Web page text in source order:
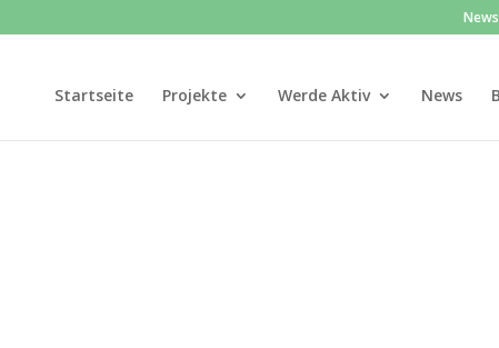
Startseite Projekte Werde Aktiv News